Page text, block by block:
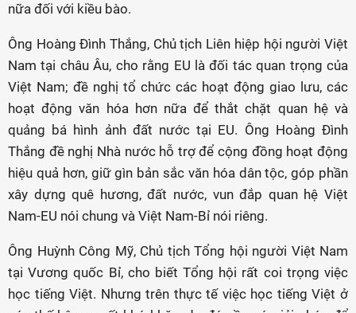
nữa đối với kiều bào.
Ông Hoàng Đình Thắng, Chủ tịch Liên hiệp hội người Việt
Nam tại châu Âu, cho rằng EU là đối tác quan trọng của
Việt Nam; đề nghị tổ chức các hoạt động giao lưu, các
hoạt động văn hóa hơn nữa để thắt chặt quan hệ và
quảng bá hình ảnh đất nước tại EU. Ông Hoàng Đình
Thắng đề nghị Nhà nước hỗ trợ để cộng đồng hoạt động
hiệu quả hơn, giữ gìn bản sắc văn hóa dân tộc, góp phần
xây dựng quê hương, đất nước, vun đắp quan hệ Việt
Nam-EU nói chung và Việt Nam-Bỉ nói riêng.
Ông Huỳnh Công Mỹ, Chủ tịch Tổng hội người Việt Nam
tại Vương quốc Bỉ, cho biết Tổng hội rất coi trọng việc
học tiếng Việt. Nhưng trên thực tế việc học tiếng Việt ở